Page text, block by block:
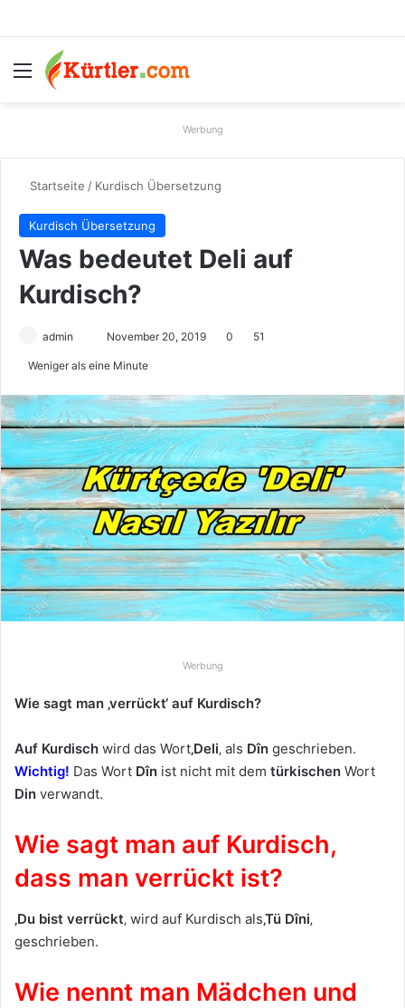
Menü
Werbung
Startseite / Kurdisch Übersetzung
Kurdisch Übersetzung
Was bedeutet Deli auf
Kurdisch?
admin
d
e
u
n
s
e
i
n
e
E
-
l
November 20, 2019 0 51
Weniger als eine Minute
Werbung
Wie sagt man ‚verrückt‘ auf Kurdisch?
Auf Kurdisch wird das Wort‚Deli‚ als Dîn geschrieben.
Wichtig! Das Wort Dîn ist nicht mit dem türkischen Wort
Din verwandt.
Wie sagt man auf Kurdisch,
dass man verrückt ist?
‚Du bist verrückt‚ wird auf Kurdisch als‚Tü Dîni‚
geschrieben.
Wie nennt man Mädchen und